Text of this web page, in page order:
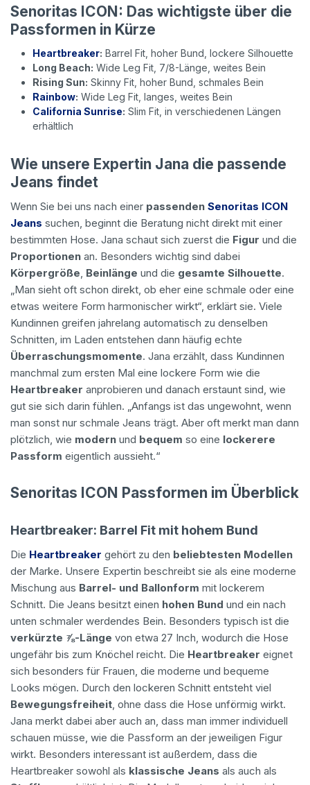
Senoritas ICON: Das wichtigste über die
Passformen in Kürze
Heartbreaker: Barrel Fit, hoher Bund, lockere Silhouette
Long Beach: Wide Leg Fit, 7/8-Länge, weites Bein
Rising Sun: Skinny Fit, hoher Bund, schmales Bein
Rainbow: Wide Leg Fit, langes, weites Bein
California Sunrise: Slim Fit, in verschiedenen Längen
erhältlich
Wie unsere Expertin Jana die passende
Jeans findet
Wenn Sie bei uns nach einer passenden Senoritas ICON
Jeans suchen, beginnt die Beratung nicht direkt mit einer
bestimmten Hose. Jana schaut sich zuerst die Figur und die
Proportionen an. Besonders wichtig sind dabei
Körpergröße, Beinlänge und die gesamte Silhouette.
„Man sieht oft schon direkt, ob eher eine schmale oder eine
etwas weitere Form harmonischer wirkt“, erklärt sie. Viele
Kundinnen greifen jahrelang automatisch zu denselben
Schnitten, im Laden entstehen dann häufig echte
Überraschungsmomente. Jana erzählt, dass Kundinnen
manchmal zum ersten Mal eine lockere Form wie die
Heartbreaker anprobieren und danach erstaunt sind, wie
gut sie sich darin fühlen. „Anfangs ist das ungewohnt, wenn
man sonst nur schmale Jeans trägt. Aber oft merkt man dann
plötzlich, wie modern und bequem so eine lockerere
Passform eigentlich aussieht.“
Senoritas ICON Passformen im Überblick
Heartbreaker: Barrel Fit mit hohem Bund
Die Heartbreaker gehört zu den beliebtesten Modellen
der Marke. Unsere Expertin beschreibt sie als eine moderne
Mischung aus Barrel- und Ballonform mit lockerem
Schnitt. Die Jeans besitzt einen hohen Bund und ein nach
unten schmaler werdendes Bein. Besonders typisch ist die
verkürzte ⅞-Länge von etwa 27 Inch, wodurch die Hose
ungefähr bis zum Knöchel reicht. Die Heartbreaker eignet
sich besonders für Frauen, die moderne und bequeme
Looks mögen. Durch den lockeren Schnitt entsteht viel
Bewegungsfreiheit, ohne dass die Hose unförmig wirkt.
Jana merkt dabei aber auch an, dass man immer individuell
schauen müsse, wie die Passform an der jeweiligen Figur
wirkt. Besonders interessant ist außerdem, dass die
Heartbreaker sowohl als klassische Jeans als auch als